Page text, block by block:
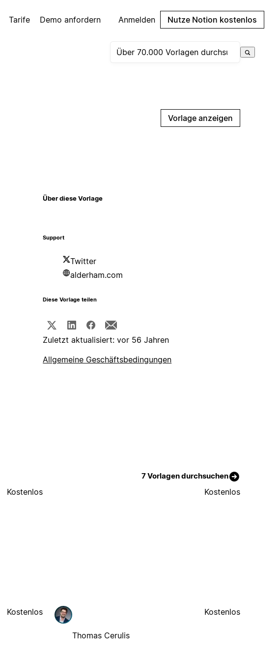
Tarife Demo anfordern Anmelden Nutze Notion kostenlos
Vorlage anzeigen
Über diese Vorlage
Support
Twitter
alderham.com
Diese Vorlage teilen
Zuletzt aktualisiert: vor 56 Jahren
Allgemeine Geschäftsbedingungen
7 Vorlagen durchsuchen
Kostenlos Kostenlos
Kostenlos
Thomas Cerulis
Kostenlos